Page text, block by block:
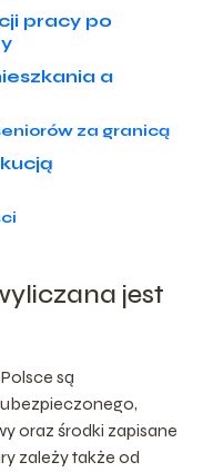
pracy po
a
za granicą
jest
są
oraz środki zapisane
zależy także od